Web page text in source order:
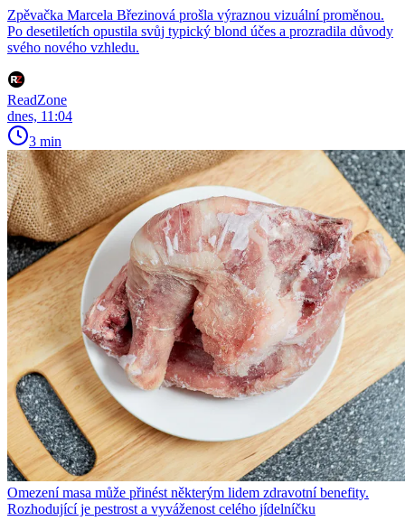
Zpěvačka Marcela Březinová prošla výraznou vizuální proměnou.
Po desetiletích opustila svůj typický blond účes a prozradila důvody
svého nového vzhledu.
ReadZone
dnes, 11:04
3 min
Omezení masa může přinést některým lidem zdravotní benefity.
Rozhodující je pestrost a vyváženost celého jídelníčku